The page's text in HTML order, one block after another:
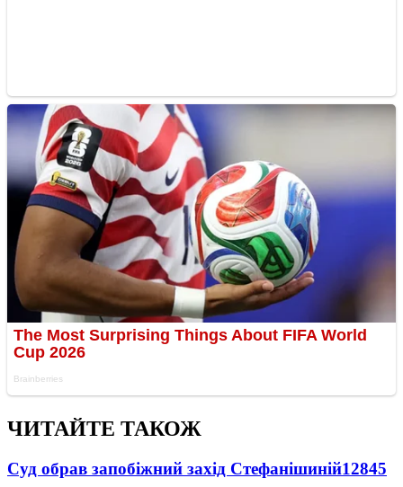
ЧИТАЙТЕ ТАКОЖ
Суд обрав запобіжний захід Стефанішиній12845